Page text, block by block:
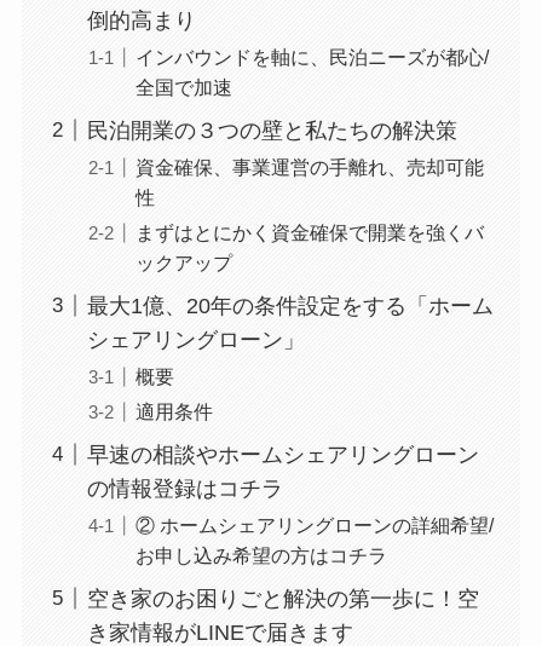
倒的高まり
インバウンドを軸に、民泊ニーズが都心/
全国で加速
民泊開業の３つの壁と私たちの解決策
資金確保、事業運営の手離れ、売却可能
性
まずはとにかく資金確保で開業を強くバ
ックアップ
最大1億、20年の条件設定をする「ホーム
シェアリングローン」
概要
適用条件
早速の相談やホームシェアリングローン
の情報登録はコチラ
② ホームシェアリングローンの詳細希望/
お申し込み希望の方はコチラ
空き家のお困りごと解決の第一歩に！空
き家情報がLINEで届きます